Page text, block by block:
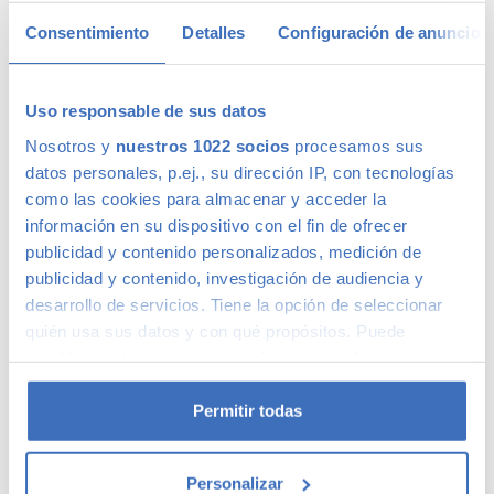
Consentimiento Detalles Configuración de anuncios
Uso responsable de sus datos
Nosotros y nuestros 1022 socios procesamos sus
datos personales, p.ej., su dirección IP, con tecnologías
como las cookies para almacenar y acceder la
información en su dispositivo con el fin de ofrecer
publicidad y contenido personalizados, medición de
publicidad y contenido, investigación de audiencia y
desarrollo de servicios. Tiene la opción de seleccionar
quién usa sus datos y con qué propósitos. Puede
momento desde la Declaración de cookies o clicando en
el Menú de consentimiento.Permitir todas
Personalizar
Calidad Canalcar
Compra con total tranquilidad, sólo 1 de cada 4 coches
acaba siendo un coche Canalcar.Saber más.